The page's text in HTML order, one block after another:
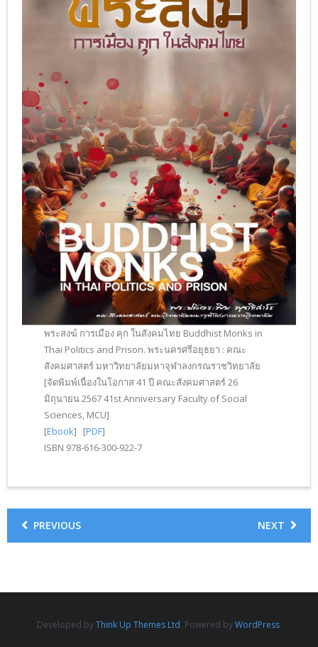
พระสงฆ์ การเมือง คุก ในสังคมไทย Buddhist Monks in
Thai Politics and Prison. พระนครศรีอยุธยา : คณะ
สังคมศาสตร์ มหาวิทยาลัยมหาจุฬาลงกรณราชวิทยาลัย
[จัดพิมพ์เนื่องในโอกาส 41 ปี คณะสังคมศาสตร์ 26
มิถุนายน 2567 41st Anniversary Faculty of Social
Sciences, MCU]
[Ebook] [PDF]
ISBN 978-616-300-922-7
PREVIOUS NEXT
Developed byThink Up Themes Ltd. Powered byWordPress.